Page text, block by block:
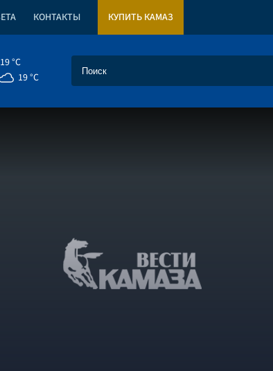
КОНТАКТЫ КУПИТЬ КАМАЗ
19 °C
19 °C